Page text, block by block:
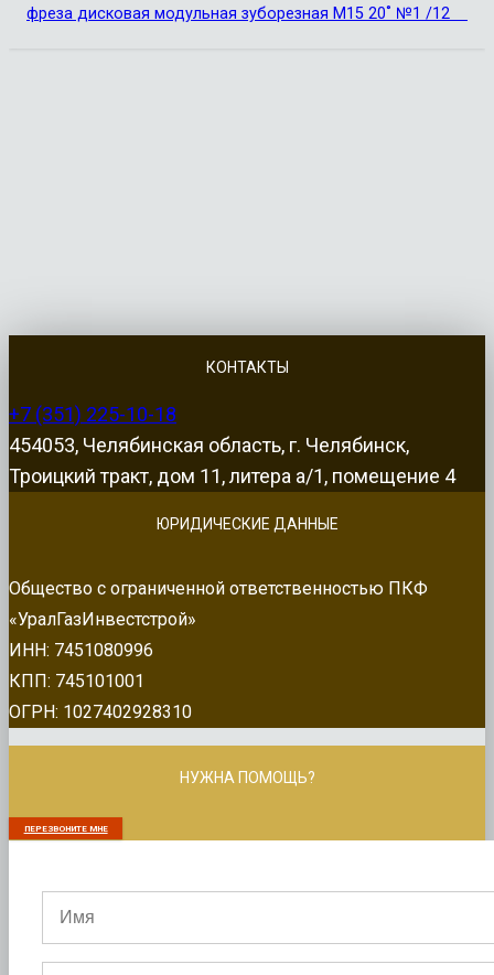
фреза дисковая модульная зуборезная М15 20˚ №1 /12
КОНТАКТЫ
+7 (351) 225-10-18
454053, Челябинская область, г. Челябинск,
Троицкий тракт, дом 11, литера а/1, помещение 4
ЮРИДИЧЕСКИЕ ДАННЫЕ
Общество с ограниченной ответственностью ПКФ
«УралГазИнвестстрой»
ИНН: 7451080996
КПП: 745101001
ОГРН: 1027402928310
НУЖНА ПОМОЩЬ?
ПЕРЕЗВОНИТЕ МНЕ